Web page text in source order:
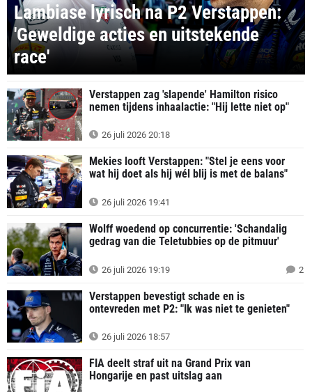
Lambiase lyrisch na P2 Verstappen:
'Geweldige acties en uitstekende
race'
Verstappen zag 'slapende' Hamilton risico
nemen tijdens inhaalactie: "Hij lette niet op"
26 juli 2026 20:18
Mekies looft Verstappen: "Stel je eens voor
wat hij doet als hij wél blij is met de balans"
26 juli 2026 19:41
Wolff woedend op concurrentie: 'Schandalig
gedrag van die Teletubbies op de pitmuur'
26 juli 2026 19:19 2
Verstappen bevestigt schade en is
ontevreden met P2: "Ik was niet te genieten"
26 juli 2026 18:57
FIA deelt straf uit na Grand Prix van
Hongarije en past uitslag aan